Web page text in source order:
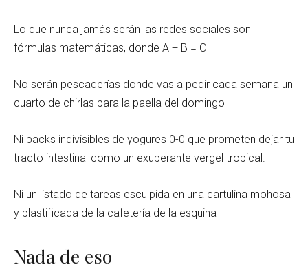
Lo que nunca jamás serán las redes sociales son
fórmulas matemáticas, donde A + B = C
No serán pescaderías donde vas a pedir cada semana un
cuarto de chirlas para la paella del domingo
Ni packs indivisibles de yogures 0-0 que prometen dejar tu
tracto intestinal como un exuberante vergel tropical.
Ni un listado de tareas esculpida en una cartulina mohosa
y plastificada de la cafetería de la esquina
Nada de eso